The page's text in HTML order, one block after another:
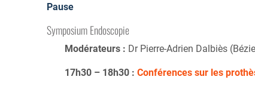
Pause
Symposium Endoscopie
Modérateurs : Dr Pierre-Adrien Dalbiès
17h30 – 18h30 : Conférences sur les